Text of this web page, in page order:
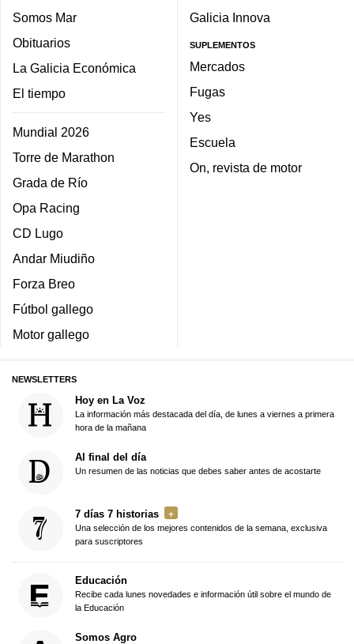
Somos Mar
Obituarios
La Galicia Económica
El tiempo
Mundial 2026
Torre de Marathon
Grada de Río
Opa Racing
CD Lugo
Andar Miudiño
Forza Breo
Fútbol gallego
Motor gallego
Galicia Innova
SUPLEMENTOS
Mercados
Fugas
Yes
Escuela
On, revista de motor
NEWSLETTERS
Hoy en La Voz
La información más destacada del día, de lunes a viernes a primera
hora de la mañana
Al final del día
Un resumen de las noticias que debes saber antes de acostarte
7 días 7 historias
Una selección de los mejores contenidos de la semana, exclusiva
para suscriptores
Educación
Recibe cada lunes novedades e información útil sobre el mundo de
la Educación
Somos Agro